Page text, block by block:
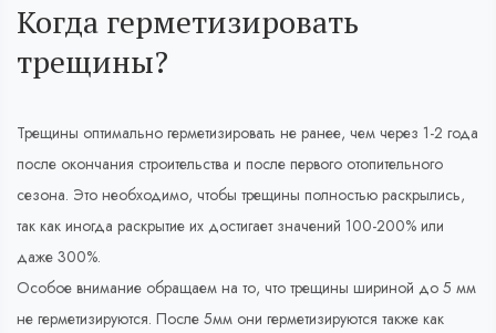
Когда герметизировать
трещины?
Трещины оптимально герметизировать не ранее, чем через 1-2 года
после окончания строительства и после первого отопительного
сезона. Это необходимо, чтобы трещины полностью раскрылись,
так как иногда раскрытие их достигает значений 100-200% или
даже 300%.
Особое внимание обращаем на то, что трещины шириной до 5 мм
не герметизируются. После 5мм они герметизируются также как